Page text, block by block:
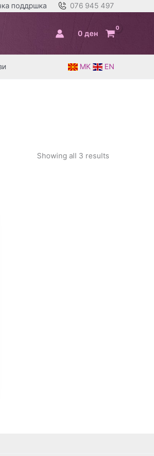
поддршка 076 945 497
0 ден
MK EN
Showing all 3 results